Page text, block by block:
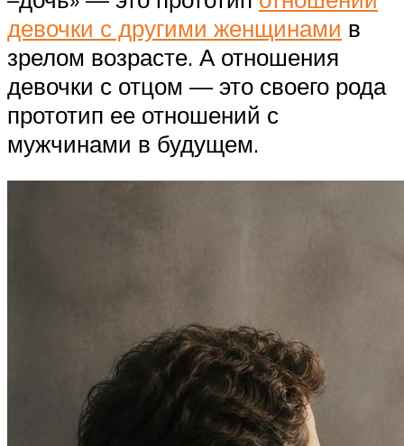
девочки с другими женщинами в
зрелом возрасте. А отношения
девочки с отцом — это своего рода
прототип ее отношений с
мужчинами в будущем.